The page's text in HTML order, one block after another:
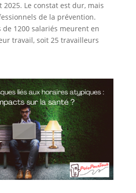
Le constat est dur, mais
de la prévention.
de 1200 salariés meurent en
travail, soit 25 travailleurs